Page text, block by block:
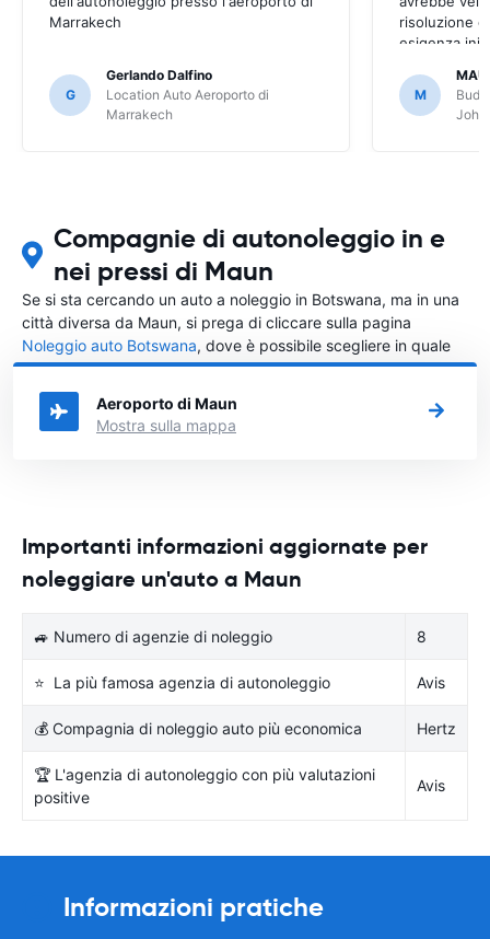
Marrakech
G
Gerlando Dalfino
Location Auto Aeroporto di
Marrakech
risoluzione
esigenza
M
Compagnie di autonoleggio in e
nei pressi di Maun
Se si sta cercando un auto a noleggio in Botswana, ma in una
città diversa da Maun, si prega di cliccare sulla pagina
Noleggio auto Botswana, dove è possibile scegliere in quale
città in Botswana si vuole noleggiare l'auto.
Aeroporto di Maun
Mostra sulla mappa
Importanti informazioni aggiornate per
noleggiare un'auto a Maun
🚙 Numero di agenzie di noleggio 8
⭐ La più famosa agenzia di autonoleggio Avis
💰 Compagnia di noleggio auto più economica Hertz
🏆 L'agenzia di autonoleggio con più valutazioni
positive
Avis
Informazioni pratiche